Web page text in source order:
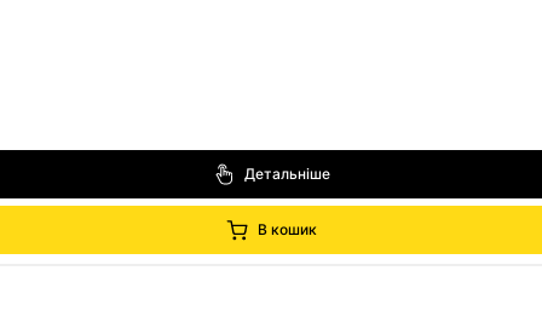
Детальніше
В кошик